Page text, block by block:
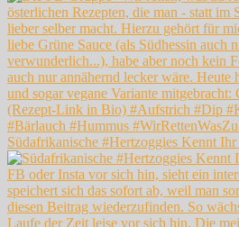
Südafrikanische #Hertzoggies Kennt Ihr